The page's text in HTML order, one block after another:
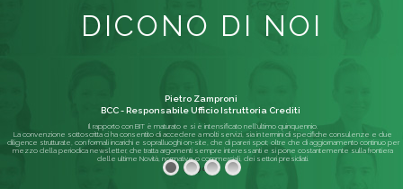
DICONO DI NOI
Il rapporto con BIT è maturato e si è intensificato nell'ultimo quinquennio.
La convenzione sottoscritta ci ha consentito di accedere a molti servizi, sia in termini di specifiche consulenze e due
diligence strutturate, con formali incarichi e sopralluoghi on-site, che di pareri spot; oltre che di aggiornamento continuo per
mezzo della periodica newsletter, che tratta argomenti sempre interessanti e si pone costantemente sulla frontiera
delle ultime Novità, normative o commerciali, dei settori presidiati.
Pietro Zamproni
BCC - Responsabile Ufficio Istruttoria Crediti
Leggi di più